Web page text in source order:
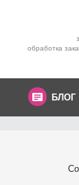
обработка
БЛОГ